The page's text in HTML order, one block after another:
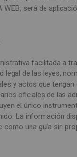
WEB, será de
facilitada a
legal de las leyes,
y actos que tengan
oficiales de las
el único
La información
como una guía sin